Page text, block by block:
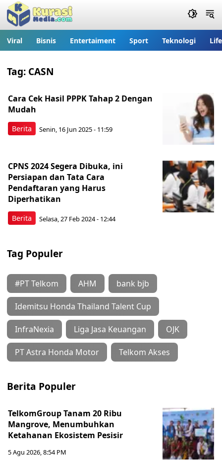
Viral Bisnis Entertaiment Sport Teknologi
Tag: CASN
Berita
Cara Cek Hasil PPPK Tahap 2 Dengan
Mudah
Senin, 16 Jun 2025 - 11:59
Berita
CPNS 2024 Segera Dibuka, ini
Persiapan dan Tata Cara
Pendaftaran yang Harus
Diperhatikan
Selasa, 27 Feb 2024 - 12:44
Tag Populer
#PT Telkom AHM bank bjb
Idemitsu Honda Thailand Talent Cup
InfraNexia Liga Jasa Keuangan OJK
PT Astra Honda Motor Telkom Akses
Berita Populer
TelkomGroup Tanam 20 Ribu
Mangrove, Menumbuhkan
Ketahanan Ekosistem Pesisir
5 Agu 2026, 8:54 PM